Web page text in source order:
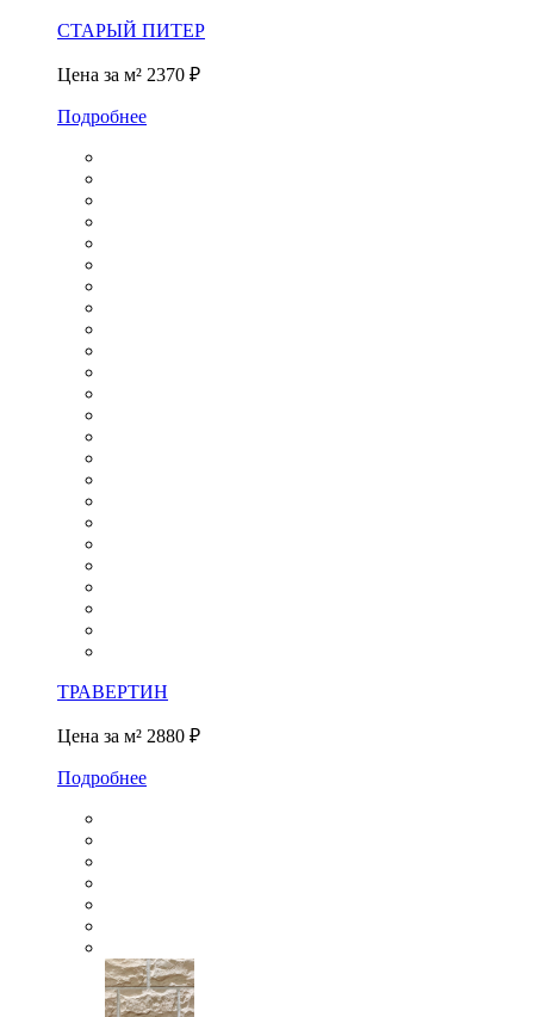
СТАРЫЙ ПИТЕР
Цена за м² 2370 ₽
Подробнее
ТРАВЕРТИН
Цена за м² 2880 ₽
Подробнее